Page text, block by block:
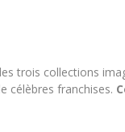
trois collections
célèbres franchises.